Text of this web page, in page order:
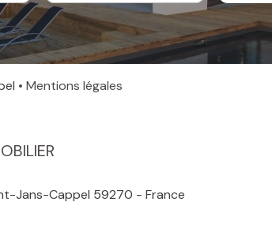
Mentions légales
Jans-Cappel 59270 - France